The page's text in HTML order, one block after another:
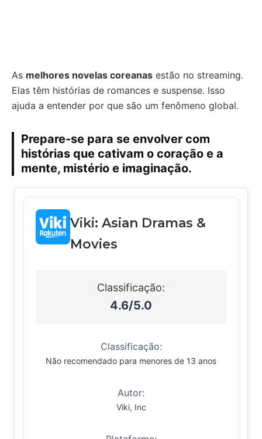
As melhores novelas coreanas estão no streaming.
Elas têm histórias de romances e suspense. Isso
ajuda a entender por que são um fenômeno global.
Prepare-se para se envolver com
histórias que cativam o coração e a
mente, mistério e imaginação.
Viki: Asian Dramas &
Movies
Classificação:
4.6/5.0
Classificação:
Não recomendado para menores de 13 anos
Autor:
Viki, Inc